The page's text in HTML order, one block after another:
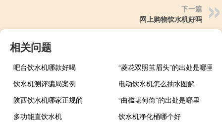
下一篇
网上购物饮水机好吗
相关问题
吧台饮水机哪款好喝
“菱花双照茧眉头”的出处是哪里
饮水机测评骗局案例
电动饮水机怎么抽水图解
陕西饮水机哪家正规的
“曲槛堪何倚”的出处是哪里
多功能直饮水机
饮水机净化桶哪个好